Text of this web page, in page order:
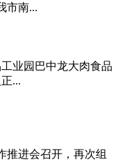
市南...
业园巴中龙大肉食品
...
推进会召开，再次组